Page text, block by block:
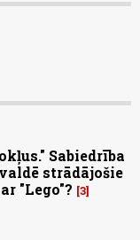
Sabiedrība
strādājošie
"Lego"? 3